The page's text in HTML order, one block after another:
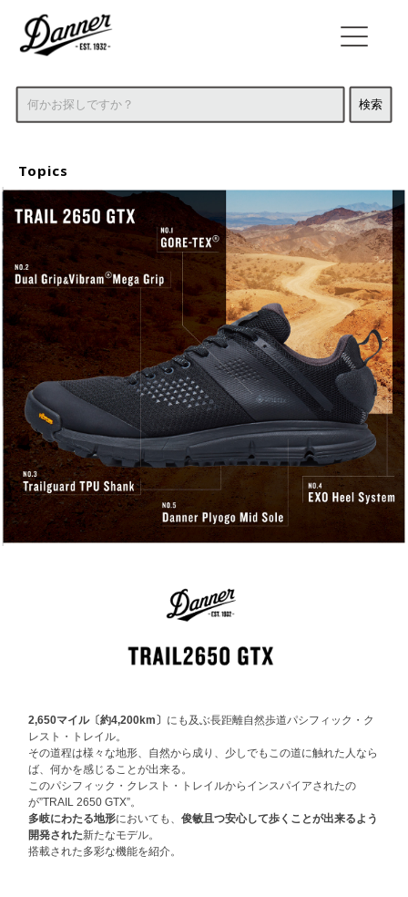
Topics
2,650マイル〔約4,200km〕 にも及ぶ長距離自然歩道パシフィック・ク
レスト・トレイル。
その道程は様々な地形、自然から成り、少しでもこの道に触れた人なら
ば、何かを感じることが出来る。
このパシフィック・クレスト・トレイルからインスパイアされたの
が”TRAIL 2650 GTX”。
多岐にわたる地形においても、俊敏且つ安心して歩くことが出来るよう
開発された新たなモデル。
搭載された多彩な機能を紹介。